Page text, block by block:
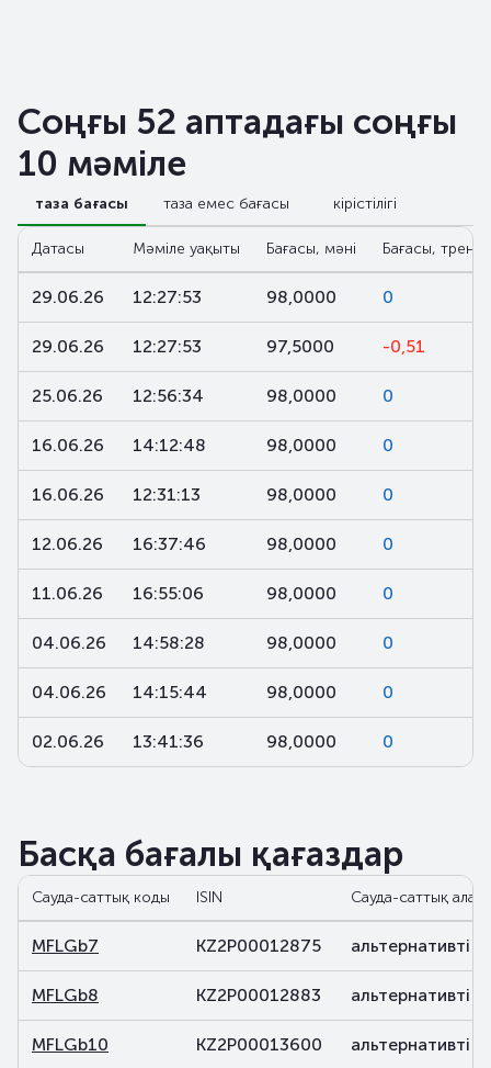
Соңғы 52 аптадағы соңғы
10 мәміле
таза бағасы таза емес бағасы кірістілігі
Датасы Мәміле уақыты Бағасы, мәні Бағасы, тренд,
29.06.26 12:27:53 98,0000 0
29.06.26 12:27:53 97,5000 -0,51
25.06.26 12:56:34 98,0000 0
16.06.26 14:12:48 98,0000 0
16.06.26 12:31:13 98,0000 0
12.06.26 16:37:46 98,0000 0
11.06.26 16:55:06 98,0000 0
04.06.26 14:58:28 98,0000 0
04.06.26 14:15:44 98,0000 0
02.06.26 13:41:36 98,0000 0
Басқа бағалы қағаздар
Сауда-саттық коды ISIN Сауда-саттық алаң
MFLGb7 KZ2P00012875 альтернативті
MFLGb8 KZ2P00012883 альтернативті
MFLGb10 KZ2P00013600 альтернативті